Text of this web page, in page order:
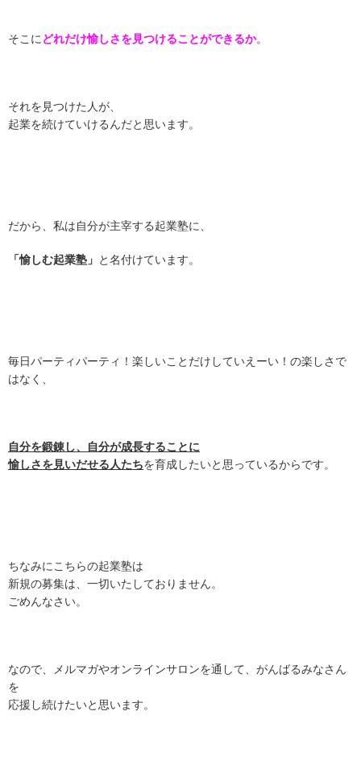
そこに どれだけ愉しさを見つけることができるか。
それを見つけた人が、
起業を続けていけるんだと思います。
だから、私は自分が主宰する起業塾に、
「愉しむ起業塾」 と名付けています。
毎日パーティパーティ！楽しいことだけしていえーい！の楽しさで
はなく、
自分を鍛錬し、自分が成長することに
愉しさを見いだせる人たちを育成したいと思っているからです。
ちなみにこちらの起業塾は
新規の募集は、一切いたしておりません。
ごめんなさい。
なので、メルマガやオンラインサロンを通して、がんばるみなさん
を
応援し続けたいと思います。